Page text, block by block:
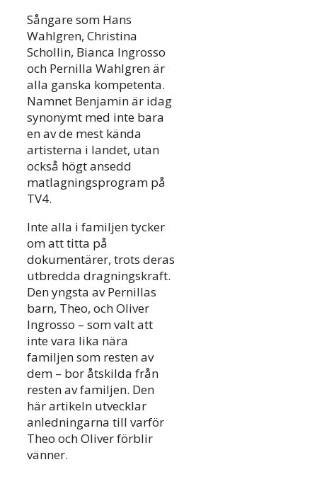
Sångare som Hans
Wahlgren, Christina
Schollin, Bianca Ingrosso
och Pernilla Wahlgren är
alla ganska kompetenta.
Namnet Benjamin är idag
synonymt med inte bara
en av de mest kända
artisterna i landet, utan
också högt ansedd
matlagningsprogram på
TV4.
Inte alla i familjen tycker
om att titta på
dokumentärer, trots deras
utbredda dragningskraft.
Den yngsta av Pernillas
barn, Theo, och Oliver
Ingrosso – som valt att
inte vara lika nära
familjen som resten av
dem – bor åtskilda från
resten av familjen. Den
här artikeln utvecklar
anledningarna till varför
Theo och Oliver förblir
vänner.